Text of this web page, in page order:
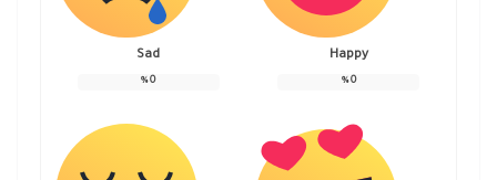
Happy
0
%
Sad
0
%